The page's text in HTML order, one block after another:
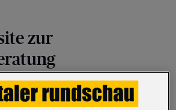
zur
Familienberatungsstelle gibt
Egal ob Unsicherheiten in der